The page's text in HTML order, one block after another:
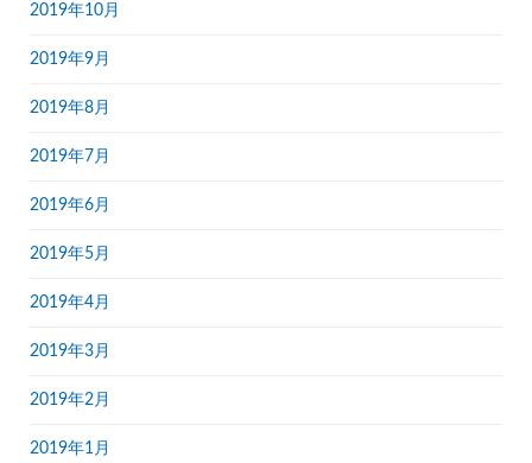
2019年10月
2019年9月
2019年8月
2019年7月
2019年6月
2019年5月
2019年4月
2019年3月
2019年2月
2019年1月